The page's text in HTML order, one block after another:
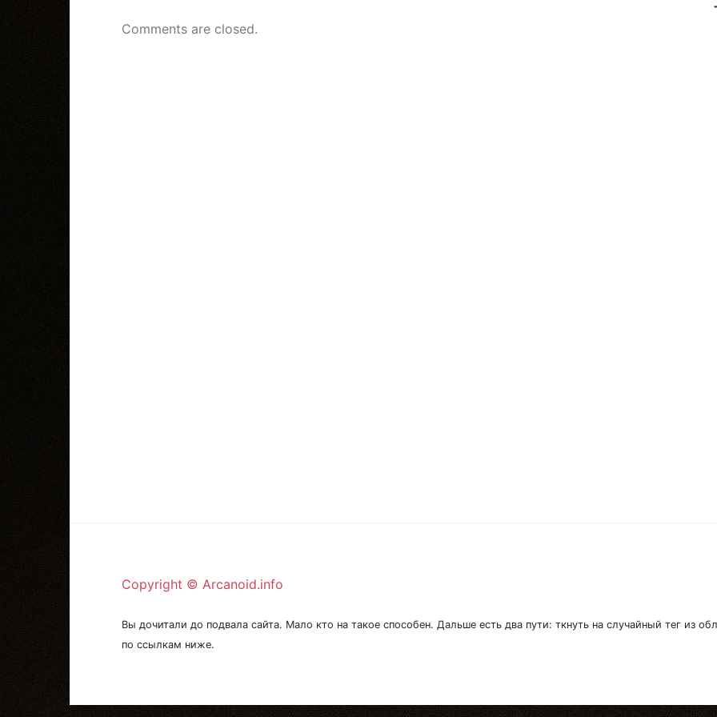
Comments are closed.
Copyright © Arcanoid.info
Вы дочитали до подвала сайта. Мало кто на такое способен. Дальше есть два пути: ткнуть на случайный тег из
по ссылкам ниже.